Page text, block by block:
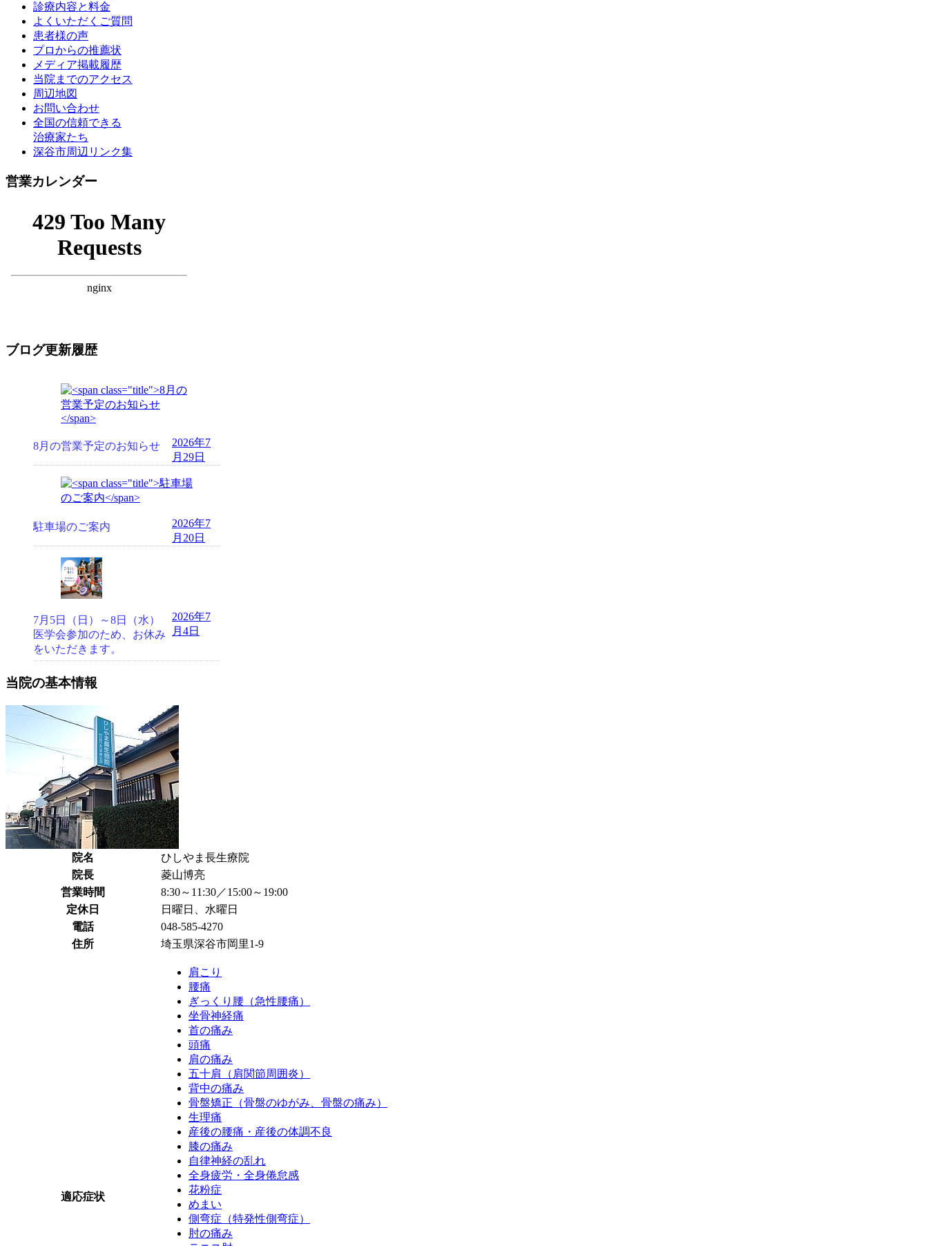
診療内容と料金
よくいただくご質問
患者様の声
プロからの推薦状
メディア掲載履歴
当院までのアクセス
周辺地図
お問い合わせ
全国の信頼できる
治療家たち
深谷市周辺リンク集
営業カレンダー
ブログ更新履歴
8月の営業予定のお知らせ
2026年7
月29日
駐車場のご案内
2026年7
月20日
7月5日（日）～8日（水）
医学会参加のため、お休み
をいただきます。
2026年7
月4日
当院の基本情報
院名
ひしやま長生療院
院長
菱山博亮
営業時間
8:30～11:30／15:00～19:00
定休日
日曜日、水曜日
電話
048-585-4270
住所
埼玉県深谷市岡里1-9
適応症状
肩こり
腰痛
ぎっくり腰（急性腰痛）
坐骨神経痛
首の痛み
頭痛
肩の痛み
五十肩（肩関節周囲炎）
背中の痛み
骨盤矯正（骨盤のゆがみ、骨盤の痛み）
生理痛
産後の腰痛・産後の体調不良
膝の痛み
自律神経の乱れ
全身疲労・全身倦怠感
花粉症
めまい
側弯症（特発性側弯症）
肘の痛み